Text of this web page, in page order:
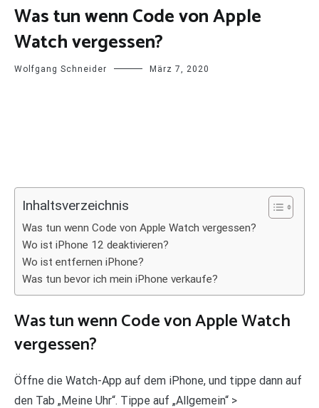
Was tun wenn Code von Apple
Watch vergessen?
Wolfgang Schneider März 7, 2020
Inhaltsverzeichnis
Was tun wenn Code von Apple Watch vergessen?
Wo ist iPhone 12 deaktivieren?
Wo ist entfernen iPhone?
Was tun bevor ich mein iPhone verkaufe?
Was tun wenn Code von Apple Watch
vergessen?
Öffne die Watch-App auf dem iPhone, und tippe dann auf
den Tab „Meine Uhr“. Tippe auf „Allgemein“ >